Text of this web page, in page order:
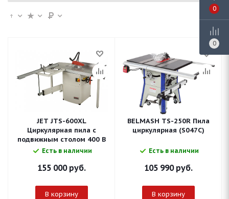
JET JTS-600XL
Циркулярная пила с
подвижным столом 400 В
Есть в наличии
155 000руб.
В корзину
BELMASH TS-250R Пила
циркулярная (S047C)
Есть в наличии
105 990руб.
В корзину
0
0